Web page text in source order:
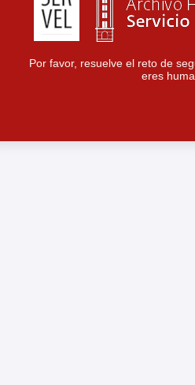
Por favor, resuelve el reto de
eres